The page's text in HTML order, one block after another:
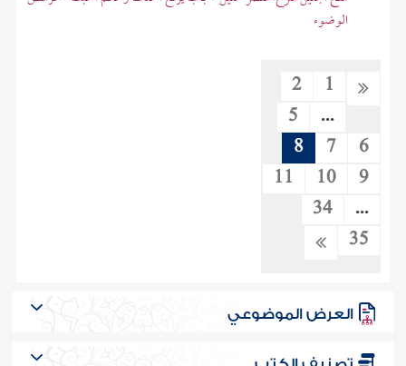
الوضوء
1
2
...
5
6
7
8
9
10
11
...
34
35
العرض الموضوعي